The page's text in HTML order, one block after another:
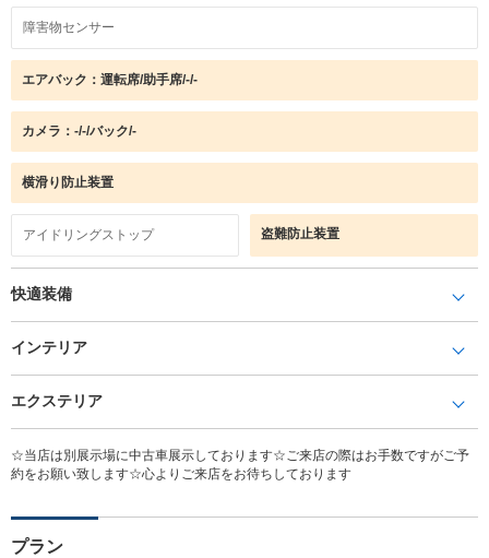
障害物センサー
エアバック：運転席/助手席/-/-
カメラ：-/-/バック/-
横滑り防止装置
アイドリングストップ 盗難防止装置
快適装備
インテリア
エクステリア
☆当店は別展示場に中古車展示しております☆ご来店の際はお手数ですがご予
約をお願い致します☆心よりご来店をお待ちしております
プラン